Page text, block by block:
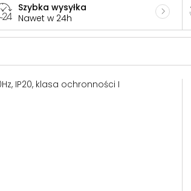
Szybka wysyłka
Nawet w 24h
IP20, klasa ochronności I